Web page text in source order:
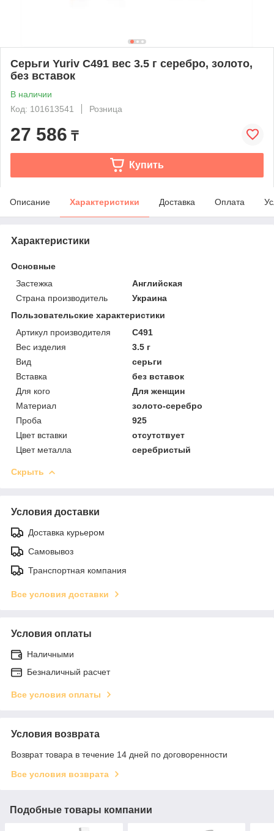
Серьги Yuriv C491 вес 3.5 г серебро, золото,
без вставок
В наличии
Код: 101613541
Розница
27 586 ₸
Купить
Описание Характеристики Доставка Оплата
Характеристики
Основные
Застежка
Английская
Страна производитель
Украина
Пользовательские характеристики
Артикул производителя
C491
Вес изделия
3.5 г
Вид
серьги
Вставка
без вставок
Для кого
Для женщин
Материал
золото-серебро
Проба
925
Цвет вставки
отсутствует
Цвет металла
серебристый
Скрыть
Условия доставки
Доставка курьером
Самовывоз
Транспортная компания
Все условия доставки
Условия оплаты
Наличными
Безналичный расчет
Все условия оплаты
Условия возврата
Возврат товара в течение 14 дней по договоренности
Все условия возврата
Подобные товары компании